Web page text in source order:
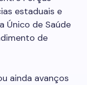
estaduais e
Único de Saúde
de
ainda avanços